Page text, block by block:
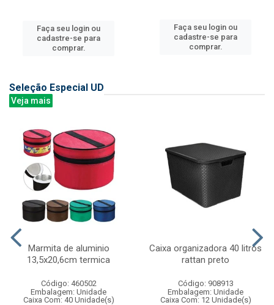
Faça seu login ou
cadastre-se para
comprar.
Faça seu login ou
cadastre-se para
comprar.
Seleção Especial UD
Veja mais
Marmita de aluminio
13,5x20,6cm termica
Código: 460502
Embalagem: Unidade
Caixa Com: 40 Unidade(s)
Caixa organizadora 40 litros
rattan preto
Código: 908913
Embalagem: Unidade
Caixa Com: 12 Unidade(s)